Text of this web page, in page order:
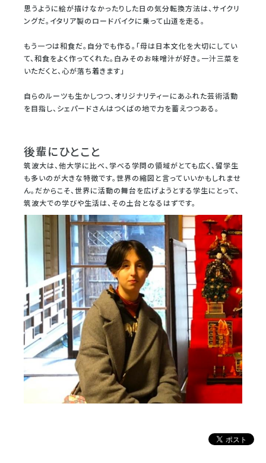
思うように絵が描けなかったりした日の気分転換方法は、サイクリ
ングだ。イタリア製のロードバイクに乗って山道を走る。
もう一つは和食だ。自分でも作る。「母は日本文化を大切にしてい
て、和食をよく作ってくれた。白みそのお味噌汁が好き。一汁三菜を
いただくと、心が落ち着きます」
自らのルーツも生かしつつ、オリジナリティーにあふれた芸術活動
を目指し、シェパードさんはつくばの地で力を蓄えつつある。
後輩にひとこと
筑波大は、他大学に比べ、学べる学問の領域がとても広く、留学生
も多いのが大きな特徴です。世界の縮図と言っていいかもしれませ
ん。だからこそ、世界に活動の舞台を広げようとする学生にとって、
筑波大での学びや生活は、その土台となるはずです。